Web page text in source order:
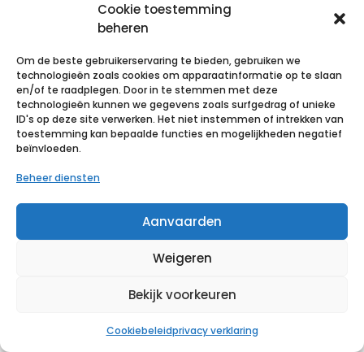
Cookie toestemming
beheren
Om de beste gebruikerservaring te bieden, gebruiken we
technologieën zoals cookies om apparaatinformatie op te slaan
en/of te raadplegen. Door in te stemmen met deze
technologieën kunnen we gegevens zoals surfgedrag of unieke
ID's op deze site verwerken. Het niet instemmen of intrekken van
toestemming kan bepaalde functies en mogelijkheden negatief
beïnvloeden.
Beheer diensten
Aanvaarden
Weigeren
Bekijk voorkeuren
Cookiebeleidprivacy verklaring
ONDERZOEKSTA
FELPAPIER
M’ROLL MAXI
COMPACT
50X35CM 300
VEL 6 ROLLEN
Voeg toe aan verlanglijst
ONDERZOEKSTA
FELPAPIER
JOLETI
50X35CM
135VELLEN 9
Voeg toe aan verlanglijst